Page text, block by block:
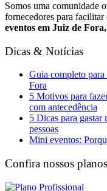
Somos uma comunidade
fornecedores para
eventos em Juiz de
Dicas & Notícias
Guia completo para
Fora
5 Motivos para
com antecedência
5 Dicas para gastar
pessoas
Mini eventos:
Confira nossos planos